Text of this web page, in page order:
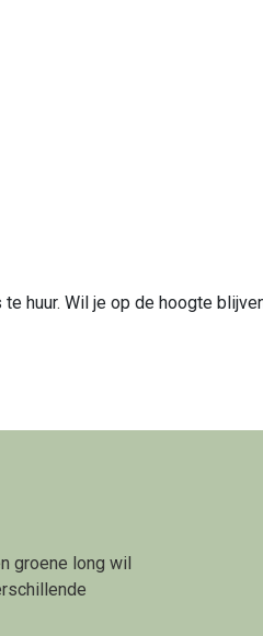
huur. Wil je op de hoogte
groene long wil